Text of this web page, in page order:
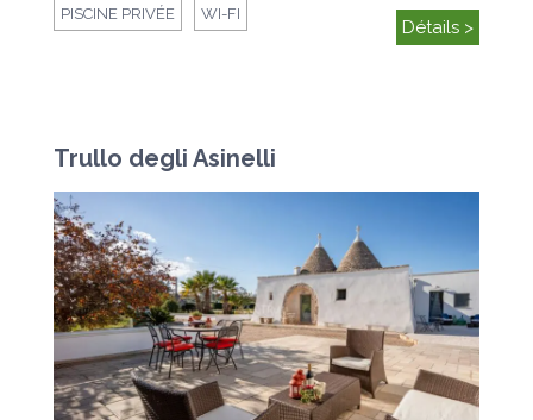
PISCINE PRIVÉE WI-FI
Détails >
Trullo degli Asinelli